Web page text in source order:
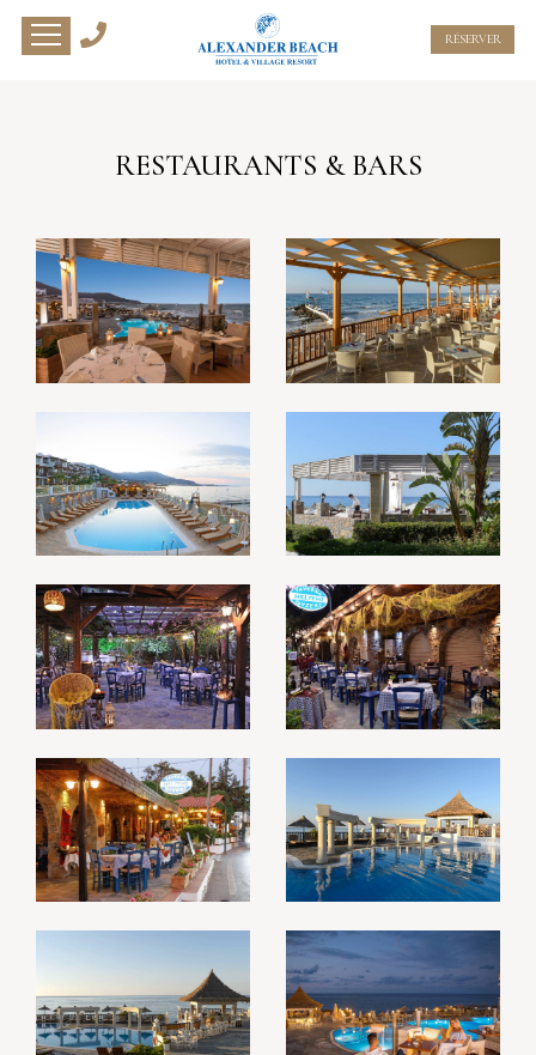
RÉSERVER
RESTAURANTS & BARS